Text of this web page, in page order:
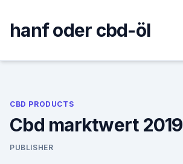
content
hanf oder cbd-öl
CBD PRODUCTS
Cbd marktwert 2019
PUBLISHER